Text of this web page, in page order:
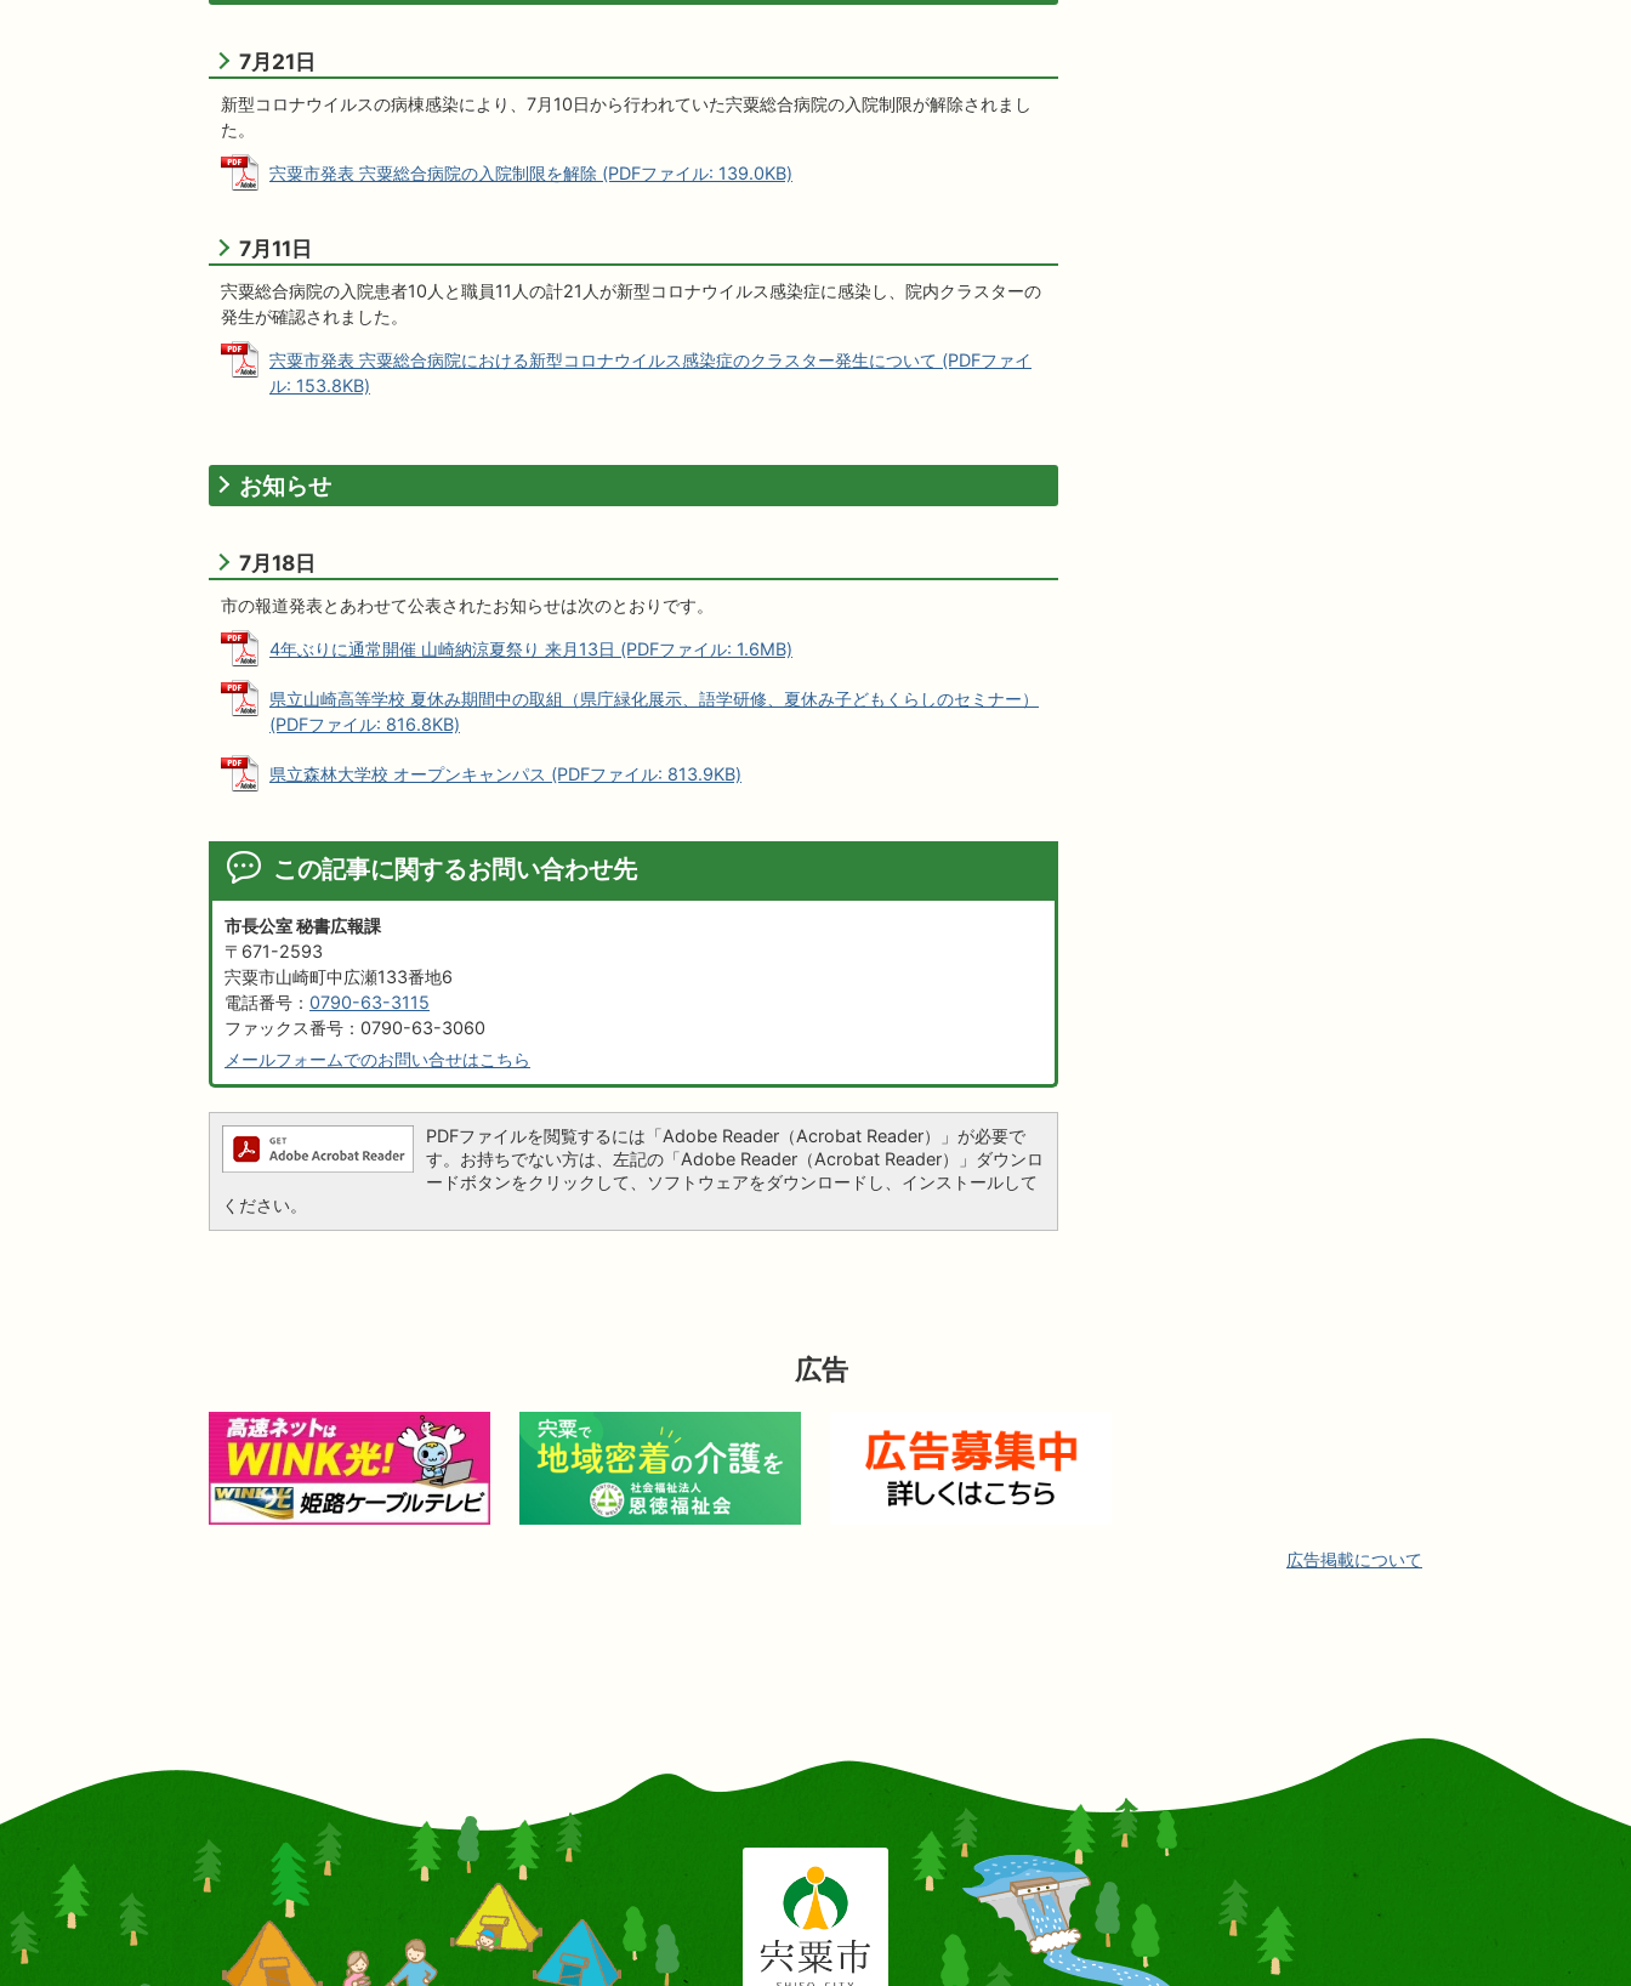
7月21日
新型コロナウイルスの病棟感染により、7月10日から行われていた宍粟総合病院の入院制限が解除されまし
た。
宍粟市発表 宍粟総合病院の入院制限を解除 (PDFファイル: 139.0KB)
7月11日
宍粟総合病院の入院患者10人と職員11人の計21人が新型コロナウイルス感染症に感染し、院内クラスターの
発生が確認されました。
宍粟市発表 宍粟総合病院における新型コロナウイルス感染症のクラスター発生について (PDFファイ
ル: 153.8KB)
お知らせ
7月18日
市の報道発表とあわせて公表されたお知らせは次のとおりです。
4年ぶりに通常開催 山崎納涼夏祭り 来月13日 (PDFファイル: 1.6MB)
県立山崎高等学校 夏休み期間中の取組（県庁緑化展示、語学研修、夏休み子どもくらしのセミナー）
(PDFファイル: 816.8KB)
県立森林大学校 オープンキャンパス (PDFファイル: 813.9KB)
この記事に関するお問い合わせ先
市長公室 秘書広報課
〒671-2593
宍粟市山崎町中広瀬133番地6
電話番号： 0790-63-3115
ファックス番号：0790-63-3060
メールフォームでのお問い合せはこちら
PDFファイルを閲覧するには「Adobe Reader（Acrobat Reader）」が必要で
す。お持ちでない方は、左記の「Adobe Reader（Acrobat Reader）」ダウンロ
ードボタンをクリックして、ソフトウェアをダウンロードし、インストールして
ください。
広告
広告掲載について